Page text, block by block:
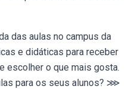
das aulas no campus da
e didáticas para receber
escolher o que mais gosta.
para os seus alunos? ⋙